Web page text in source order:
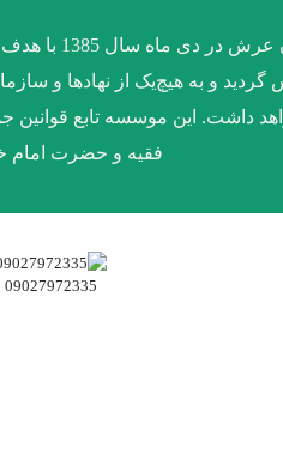
موسسه
و به هیچ‌یک از نهادها و
داشت. این موسسه تابع قوانین
فقیه و حضرت امام
09027972335